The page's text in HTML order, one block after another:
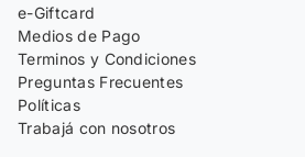
e-Giftcard
Medios de Pago
Terminos y Condiciones
Preguntas Frecuentes
Políticas
Trabajá con nosotros